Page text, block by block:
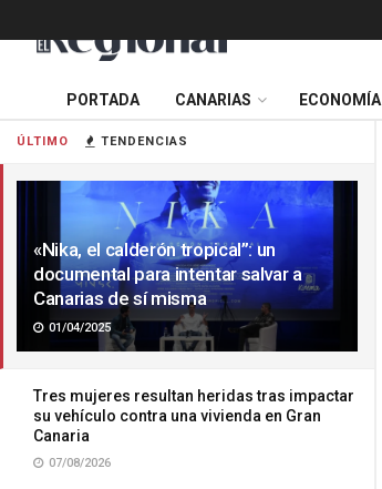
ÚLTIMO TENDENCIAS
«Nika, el calderón tropical”: un
documental para intentar salvar a
Canarias de sí misma
01/04/2025
Tres mujeres resultan heridas tras impactar
su vehículo contra una vivienda en Gran
Canaria
07/08/2026
PORTADA CANARIAS ECONOMÍA